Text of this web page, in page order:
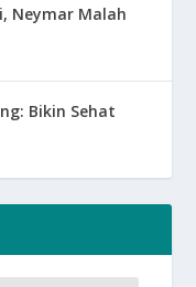
Neymar Malah
Bikin Sehat